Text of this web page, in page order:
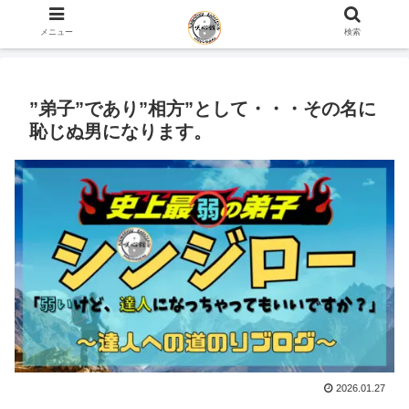
ホーム 史上最弱の弟子のブログ
”弟子”であり”相方”として・・・その名に
恥じぬ男になります。
2026.01.27
メニュー 検索